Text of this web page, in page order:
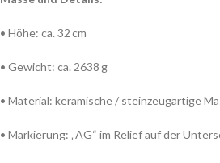
• Höhe: ca. 32 cm
• Gewicht: ca. 2638 g
• Material: keramische / steinzeugartige
• Markierung: „AG“ im Relief auf der